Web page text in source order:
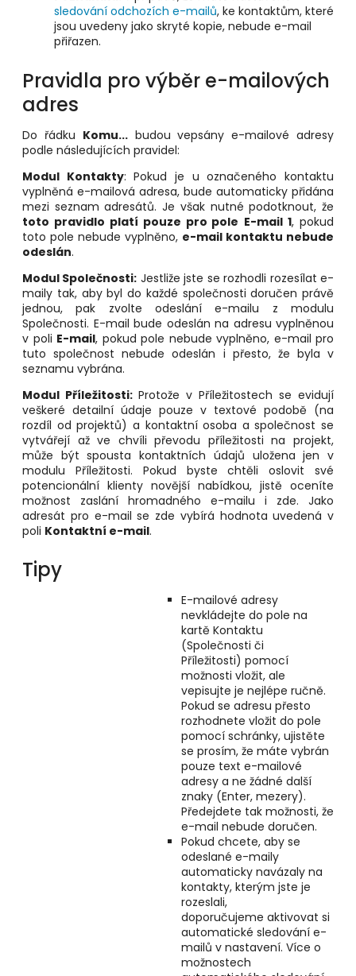
sledování odchozích e-mailů, ke kontaktům, které
jsou uvedeny jako skryté kopie, nebude e-mail
přiřazen.
Pravidla pro výběr e-mailových
adres
Do řádku Komu... budou vepsány e-mailové adresy
podle následujících pravidel:
Modul Kontakty: Pokud je u označeného kontaktu
vyplněná e-mailová adresa, bude automaticky přidána
mezi seznam adresátů. Je však nutné podotknout, že
toto pravidlo platí pouze pro pole E-mail 1, pokud
toto pole nebude vyplněno, e-mail kontaktu nebude
odeslán.
Modul Společnosti: Jestliže jste se rozhodli rozesílat e-
maily tak, aby byl do každé společnosti doručen právě
jednou, pak zvolte odeslání e-mailu z modulu
Společnosti. E-mail bude odeslán na adresu vyplněnou
v poli E-mail, pokud pole nebude vyplněno, e-mail pro
tuto společnost nebude odeslán i přesto, že byla v
seznamu vybrána.
Modul Příležitosti: Protože v Příležitostech se evidují
veškeré detailní údaje pouze v textové podobě (na
rozdíl od projektů) a kontaktní osoba a společnost se
vytvářejí až ve chvíli převodu příležitosti na projekt,
může být spousta kontaktních údajů uložena jen v
modulu Příležitosti. Pokud byste chtěli oslovit své
potencionální klienty novější nabídkou, jistě oceníte
možnost zaslání hromadného e-mailu i zde. Jako
adresát pro e-mail se zde vybírá hodnota uvedená v
poli Kontaktní e-mail.
Tipy
E-mailové adresy
nevkládejte do pole na
kartě Kontaktu
(Společnosti či
Příležitosti) pomocí
možnosti vložit, ale
vepisujte je nejlépe ručně.
Pokud se adresu přesto
rozhodnete vložit do pole
pomocí schránky, ujistěte
se prosím, že máte vybrán
pouze text e-mailové
adresy a ne žádné další
znaky (Enter, mezery).
Předejdete tak možnosti, že
e-mail nebude doručen.
Pokud chcete, aby se
odeslané e-maily
automaticky navázaly na
kontakty, kterým jste je
rozeslali,
doporučujeme aktivovat si
automatické sledování e-
mailů v nastavení. Více o
možnostech